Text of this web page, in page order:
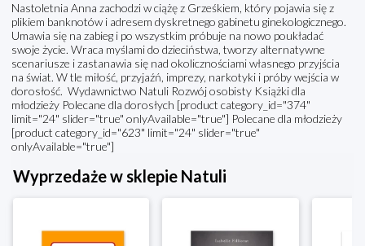
Nastoletnia Anna zachodzi w ciążę z Grześkiem, który pojawia się z
plikiem banknotów i adresem dyskretnego gabinetu ginekologicznego.
Umawia się na zabieg i po wszystkim próbuje na nowo poukładać
swoje życie. Wraca myślami do dzieciństwa, tworzy alternatywne
scenariusze i zastanawia się nad okolicznościami własnego przyjścia
na świat. W tle miłość, przyjaźń, imprezy, narkotyki i próby wejścia w
dorosłość. Wydawnictwo Natuli Rozwój osobisty Książki dla
młodzieży Polecane dla dorosłych [product category_id="374"
limit="24" slider="true" onlyAvailable="true"] Polecane dla młodzieży
[product category_id="623" limit="24" slider="true"
onlyAvailable="true"]
Wyprzedaże w sklepie Natuli